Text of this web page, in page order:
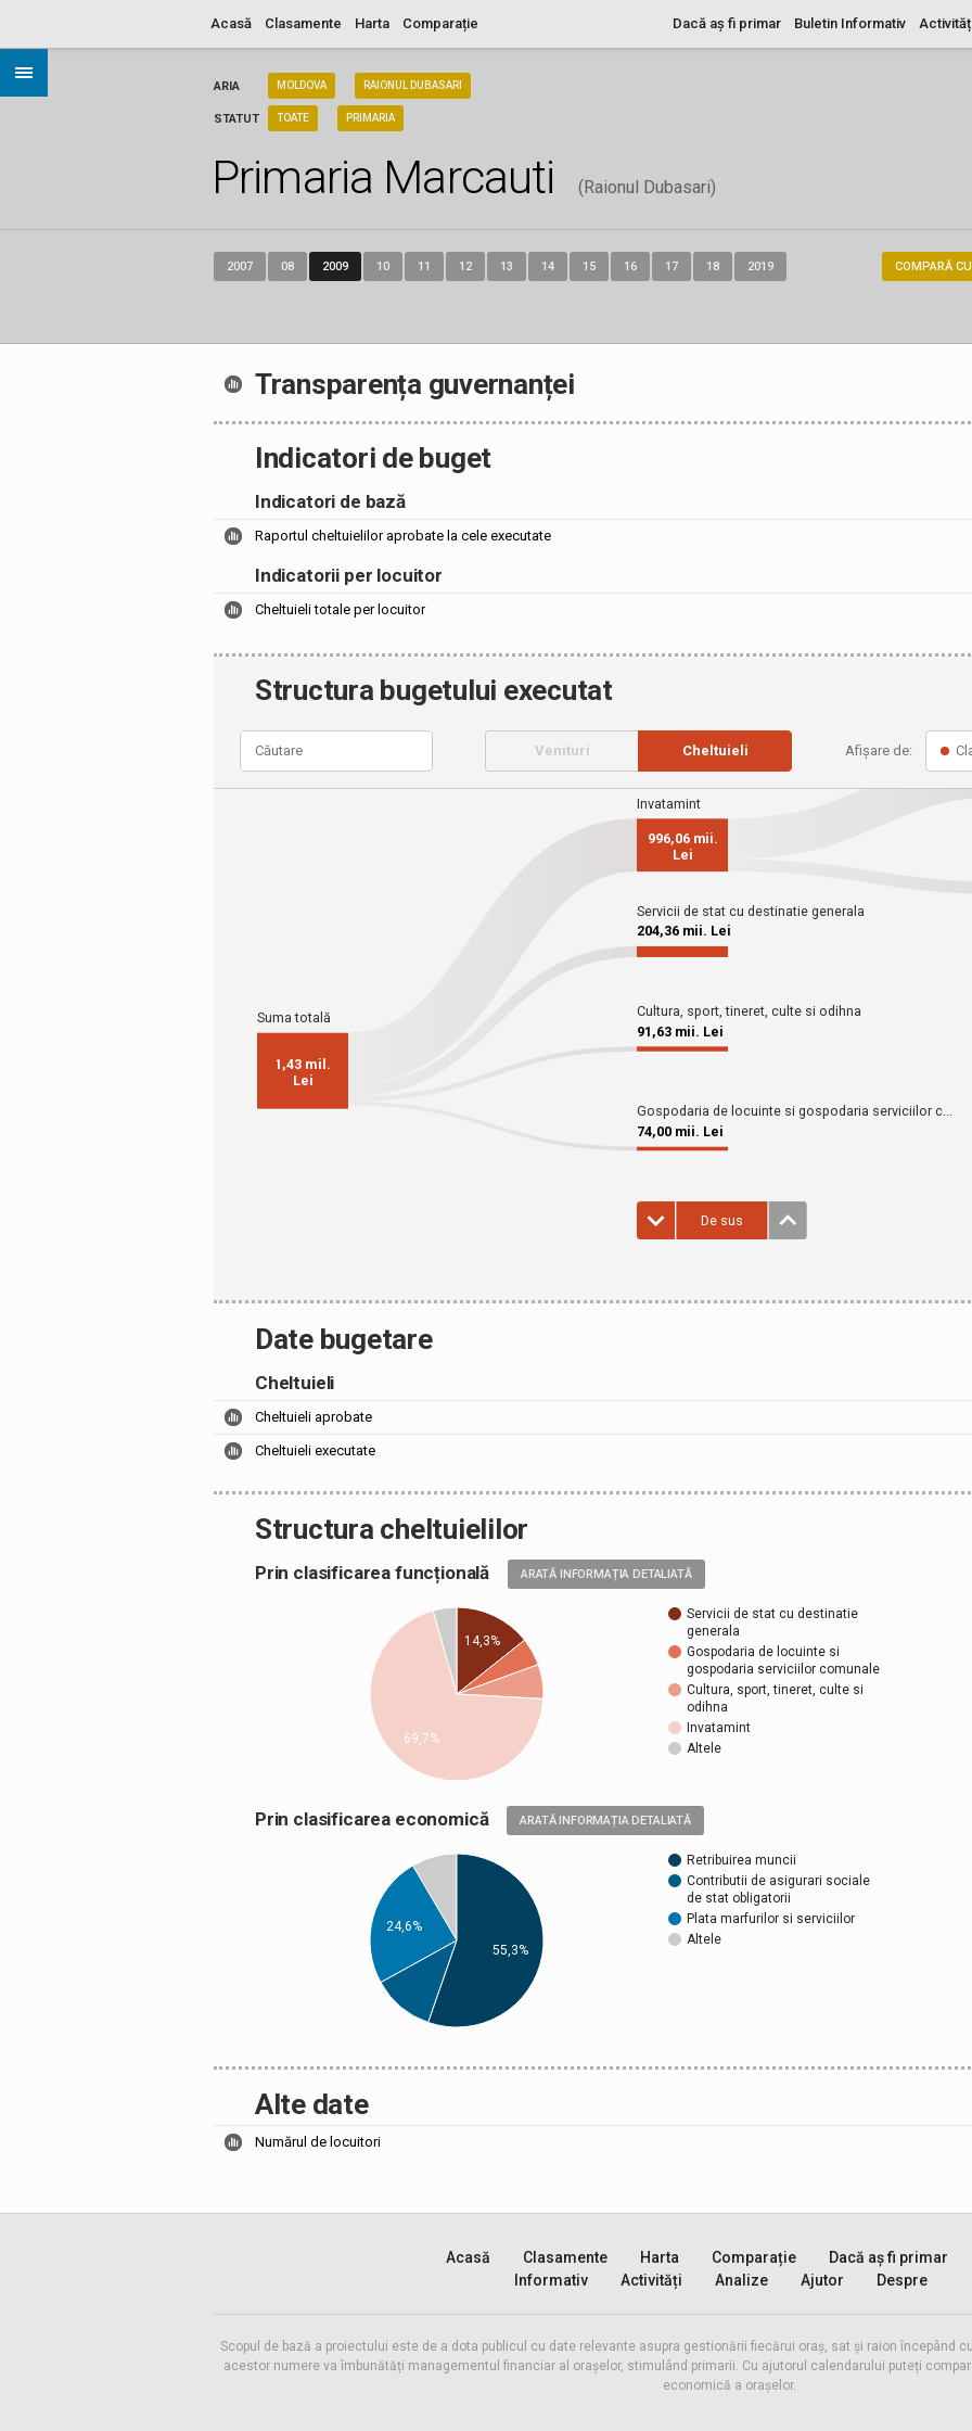
Acasă Clasamente Harta Buletin Informativ
Comparație Dacă aș fi primar
ARIA
STATUT
MOLDOVA RAIONUL DUBASARI
TOATE PRIMARIA
Primaria Marcauti (Raionul Dubasari)
2007 08 2009 10 11 12 13 14 15 16 17 18 2019 COMPARĂ
Transparența guvernanței
Indicatori de buget
Indicatori de bază
Raportul cheltuielilor aprobate la cele executate
Indicatorii per locuitor
Cheltuieli totale per locuitor
Structura bugetului executat
Date bugetare
Cheltuieli
Cheltuieli aprobate
Cheltuieli executate
Structura cheltuielilor
Prin clasificarea funcțională ARATĂ INFORMAȚIA DETALIATĂ
Servicii de stat cu destinatie
generala
Gospodaria de locuinte si
gospodaria serviciilor comunale
Cultura, sport, tineret, culte si
odihna
Invatamint
Altele
14,3%
69,7%
Prin clasificarea economică ARATĂ INFORMAȚIA DETALIATĂ
Retribuirea muncii
Contributii de asigurari sociale
de stat obligatorii
Plata marfurilor si serviciilor
Altele
24,6%
55,3%
Alte date
Numărul de locuitori
Acasă Clasamente Harta Comparație
Dacă aș fi primar
Informativ
Activități Analize Ajutor Despre
Scopul de bază a proiectului este de a dota publicul cu date relevante asupra gestionării fiecărui oraș, sat și raion începând
acestor numere va îmbunătăți managementul financiar al orașelor, stimulând primarii. Cu ajutorul calendarului puteți
economică a orașelor.